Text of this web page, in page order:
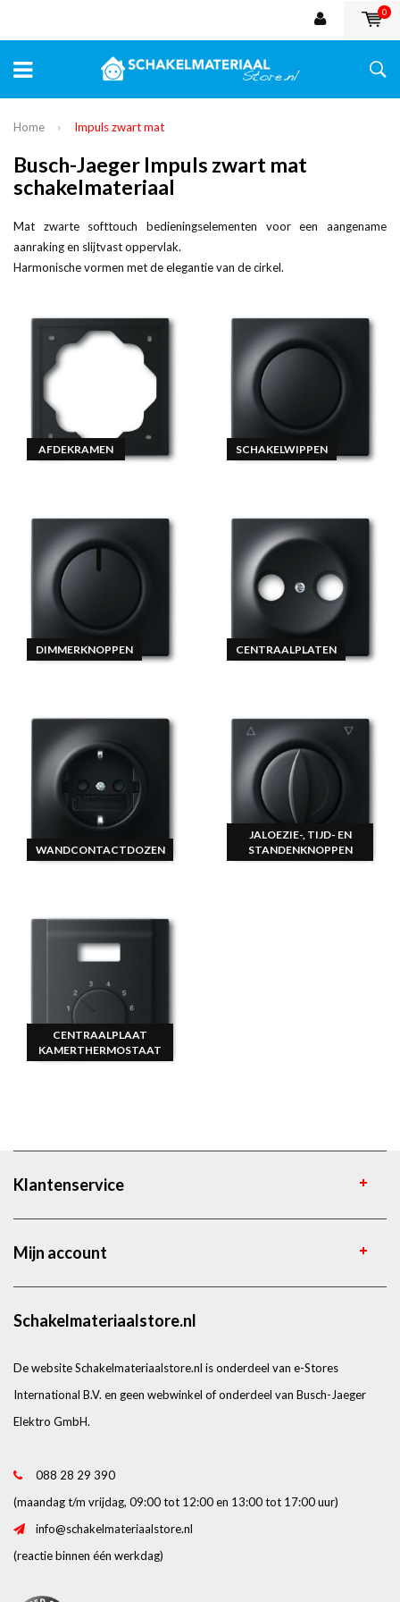
0
Home Impuls zwart mat
Busch-Jaeger Impuls zwart mat
schakelmateriaal
Mat zwarte softtouch bedieningselementen voor een aangename
aanraking en slijtvast oppervlak.
Harmonische vormen met de elegantie van de cirkel.
AFDEKRAMEN SCHAKELWIPPEN
DIMMERKNOPPEN CENTRAALPLATEN
WANDCONTACTDOZEN
JALOEZIE-, TIJD- EN
STANDENKNOPPEN
CENTRAALPLAAT
KAMERTHERMOSTAAT
Klantenservice
Mijn account
Schakelmateriaalstore.nl
De website Schakelmateriaalstore.nl is onderdeel van e-Stores
International B.V. en geen webwinkel of onderdeel van Busch-Jaeger
Elektro GmbH.
088 28 29 390
(maandag t/m vrijdag, 09:00 tot 12:00 en 13:00 tot 17:00 uur)
info@schakelmateriaalstore.nl
(reactie binnen één werkdag)